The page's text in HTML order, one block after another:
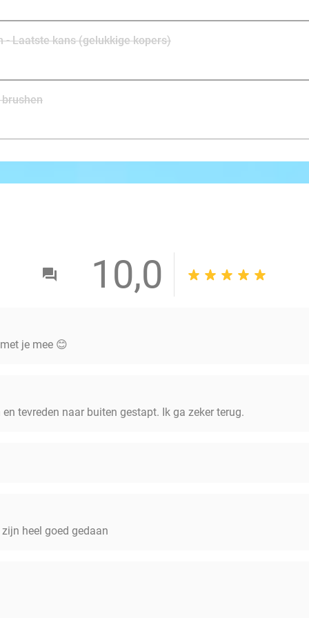
- Laatste kans (gelukkige kopers)
10,0
je mee 😊
tevreden naar buiten gestapt. Ik ga zeker terug.
heel goed gedaan